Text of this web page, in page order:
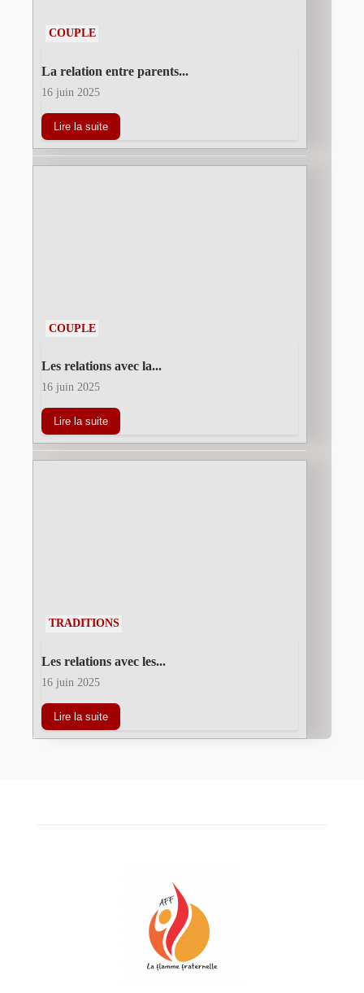
COUPLE
La relation entre parents...
16 juin 2025
Lire la suite
COUPLE
Les relations avec la...
16 juin 2025
Lire la suite
TRADITIONS
Les relations avec les...
16 juin 2025
Lire la suite